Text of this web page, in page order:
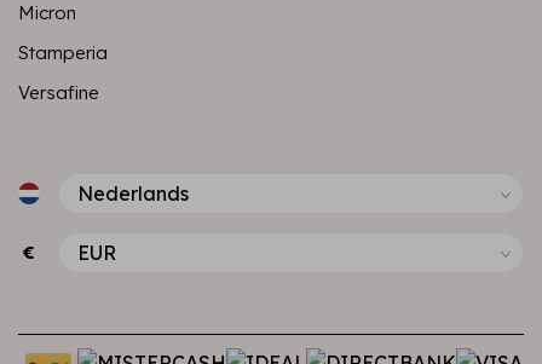
Micron
Stamperia
Versafine
€